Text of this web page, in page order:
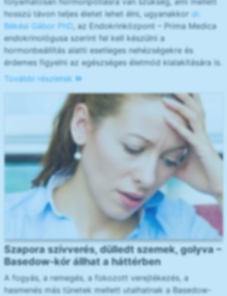
hosszú távon teljes életet lehet élni, ugyanakkor dr.
Békési Gábor PhD
, az Endokrinközpont – Prima Medica
endokrinológusa szerint fel kell készülni a
hormonbeállítás alatti esetleges nehézségekre és
érdemes figyelni az egészséges életmód kialakítására is.
További részletek
Szapora szívverés, dülledt szemek, golyva –
Basedow-kór állhat a háttérben
A fogyás, a remegés, a fokozott verejtékezés, a
hasmenés más tünetek mellett utalhatnak a Basedow-